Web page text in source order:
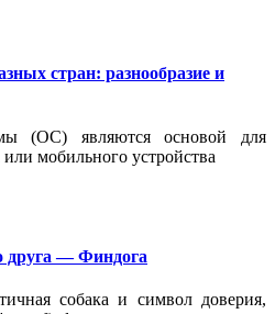
стран: разнообразие и
(ОС) являются основой для
мобильного устройства
друга — Финдога
собака и символ доверия,